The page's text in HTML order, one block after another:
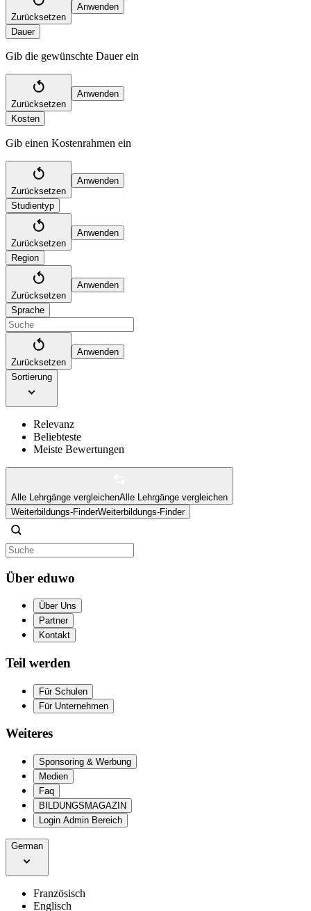
Zurücksetzen
Anwenden
Dauer
Gib die gewünschte Dauer ein
Zurücksetzen
Anwenden
Kosten
Gib einen Kostenrahmen ein
Zurücksetzen
Anwenden
Studientyp
Zurücksetzen
Anwenden
Region
Zurücksetzen
Anwenden
Sprache
Zurücksetzen
Anwenden
Sortierung
Relevanz
Beliebteste
Meiste Bewertungen
Alle Lehrgänge vergleichenAlle Lehrgänge vergleichen
Weiterbildungs-FinderWeiterbildungs-Finder
Über eduwo
Über Uns
Partner
Kontakt
Teil werden
Für Schulen
Für Unternehmen
Weiteres
Sponsoring & Werbung
Medien
Faq
BILDUNGSMAGAZIN
Login Admin Bereich
German
Französisch
Englisch